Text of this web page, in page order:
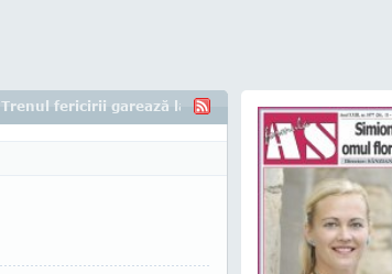
Trenul fericirii garează la linia 14